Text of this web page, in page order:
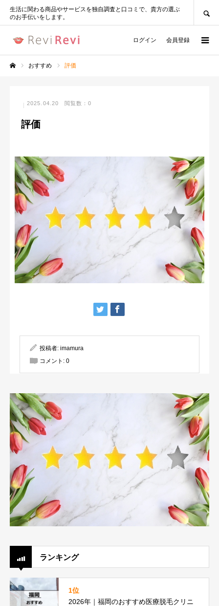
生活に関わる商品やサービスを独自調査と口コミで、貴方の選ぶ
のお手伝いをします。
ログイン 会員登録
おすすめ 評価
2025.04.20 閲覧数：0
評価
投稿者: imamura
コメント: 0
ランキング
1位
2026年｜福岡のおすすめ医療脱毛クリニ